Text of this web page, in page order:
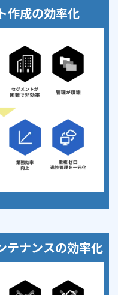
成の効率化
ナンスの効率化